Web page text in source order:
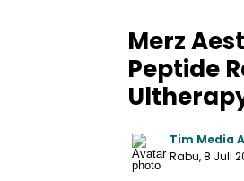
Merz
Peptide
Tim Media
Rabu, 8 Juli